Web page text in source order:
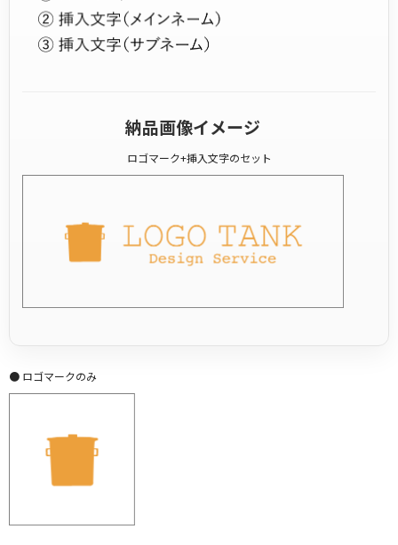
納品画像イメージ
ロゴマーク+挿入文字のセット
● ロゴマークのみ